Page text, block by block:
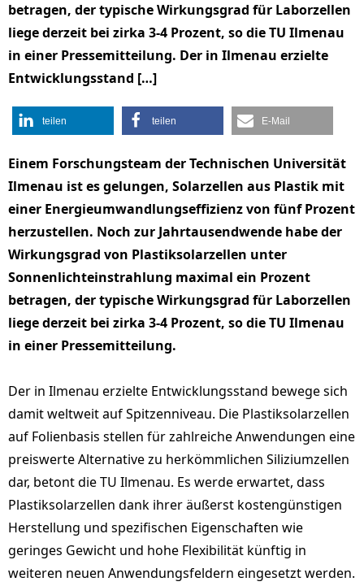
betragen, der typische Wirkungsgrad für Laborzellen
liege derzeit bei zirka 3-4 Prozent, so die TU Ilmenau
in einer Pressemitteilung. Der in Ilmenau erzielte
Entwicklungsstand […]
teilen teilen E-Mail
Einem Forschungsteam der Technischen Universität
Ilmenau ist es gelungen, Solarzellen aus Plastik mit
einer Energieumwandlungseffizienz von fünf Prozent
herzustellen. Noch zur Jahrtausendwende habe der
Wirkungsgrad von Plastiksolarzellen unter
Sonnenlichteinstrahlung maximal ein Prozent
betragen, der typische Wirkungsgrad für Laborzellen
liege derzeit bei zirka 3-4 Prozent, so die TU Ilmenau
in einer Pressemitteilung.
Der in Ilmenau erzielte Entwicklungsstand bewege sich
damit weltweit auf Spitzenniveau. Die Plastiksolarzellen
auf Folienbasis stellen für zahlreiche Anwendungen eine
preiswerte Alternative zu herkömmlichen Siliziumzellen
dar, betont die TU Ilmenau. Es werde erwartet, dass
Plastiksolarzellen dank ihrer äußerst kostengünstigen
Herstellung und spezifischen Eigenschaften wie
geringes Gewicht und hohe Flexibilität künftig in
weiteren neuen Anwendungsfeldern eingesetzt werden.